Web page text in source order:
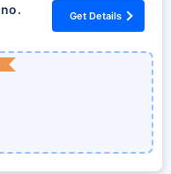
Get Details